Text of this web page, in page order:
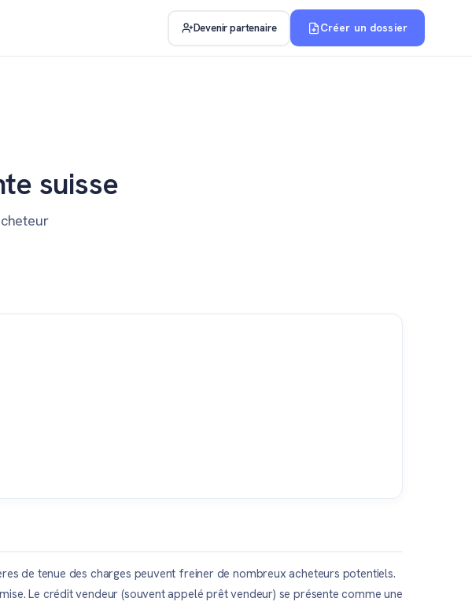
Devenir partenaire Créer un dossier
suisse
de tenue des charges peuvent freiner de nombreux acheteurs potentiels.
Le crédit vendeur (souvent appelé prêt vendeur) se présente comme une